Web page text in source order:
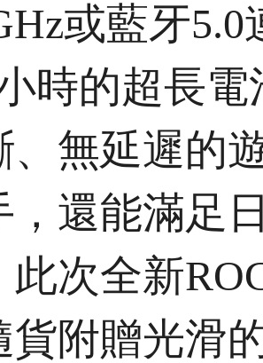
或藍牙
時的超長
、無延遲的
，還能滿足
此次全新
貨附贈光滑